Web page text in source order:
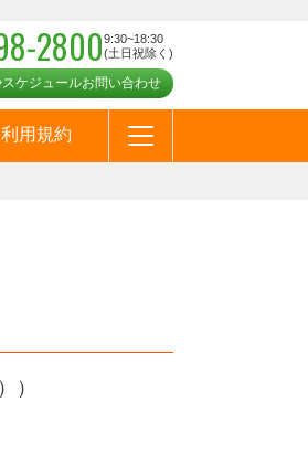
28009:30~18:30
(土日祝除く)
ケジュールお問い合わせ
利用規約
）